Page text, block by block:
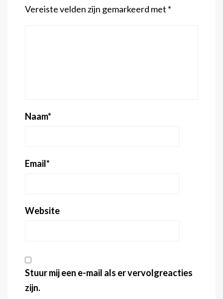
Vereiste velden zijn gemarkeerd met *
Naam*
Email*
Website
Stuur mij een e-mail als er vervolgreacties
zijn.